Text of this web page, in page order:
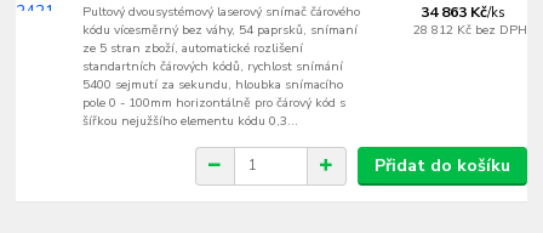
Pultový dvousystémový laserový snímač čárového
kódu vícesměrný bez váhy, 54 paprsků, snímaní
ze 5 stran zboží, automatické rozlišení
standartních čárových kódů, rychlost snímání
5400 sejmutí za sekundu, hloubka snímacího
pole 0 - 100mm horizontálně pro čárový kód s
šířkou nejužšího elementu kódu 0,3...
34 863 Kč/ks
28 812 Kč bez DPH
Přidat do košíku